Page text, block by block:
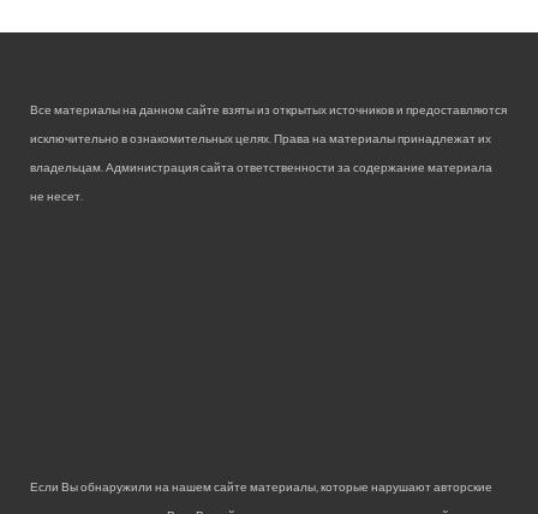
Все материалы на данном сайте взяты из открытых источников и предоставляются
исключительно в ознакомительных целях. Права на материалы принадлежат их
владельцам. Администрация сайта ответственности за содержание материала
не несет.
Если Вы обнаружили на нашем сайте материалы, которые нарушают авторские